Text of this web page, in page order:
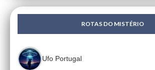
ROTAS DO MISTÉRIO
Ufo Portugal